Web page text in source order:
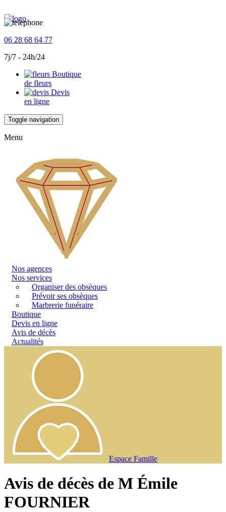
06 28 68 64 77
7j/7 - 24h/24
Boutique
de fleurs
Devis
en ligne
Toggle navigation
Menu
Nos agences
Nos services
Organiser des obsèques
Prévoir ses obsèques
Marbrerie funéraire
Boutique
Devis en ligne
Avis de décès
Actualités
Espace Famille
Avis de décès de M Émile
FOURNIER